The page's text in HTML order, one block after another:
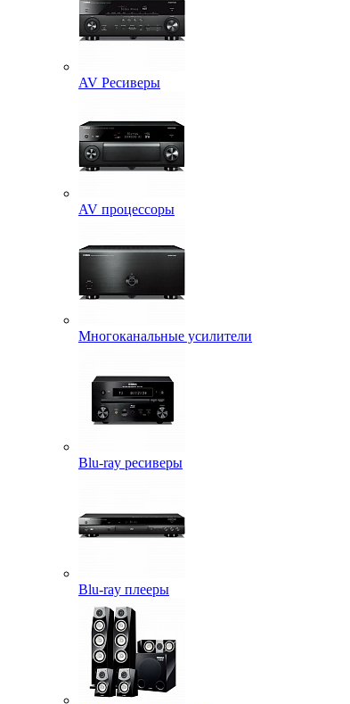
AV Ресиверы
AV процессоры
Многоканальные усилители
Blu-ray ресиверы
Blu-ray плееры